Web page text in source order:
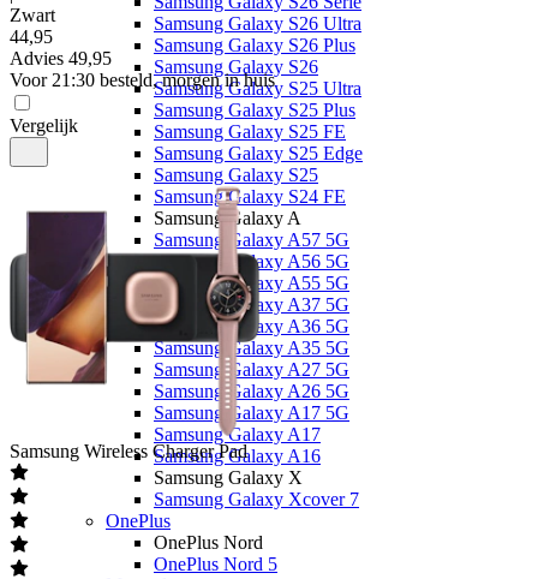
Samsung Galaxy S26 Ultra
Samsung Galaxy S26 Plus
Samsung Galaxy S26
Samsung Galaxy S25 Ultra
Samsung Galaxy S25 Plus
Samsung Galaxy S25 FE
Samsung Galaxy S25 Edge
Samsung Galaxy S25
Samsung Galaxy S24 FE
Samsung Galaxy A
Samsung Galaxy A57 5G
Samsung Galaxy A56 5G
Samsung Galaxy A55 5G
Samsung Galaxy A37 5G
Samsung Galaxy A36 5G
Samsung Galaxy A35 5G
Samsung Galaxy A27 5G
Samsung Galaxy A26 5G
Samsung Galaxy A17 5G
Samsung Galaxy A17
Samsung Galaxy A16
Samsung Galaxy X
Samsung Galaxy Xcover 7
OnePlus
OnePlus Nord
OnePlus Nord 5
Zwart
44,95
Advies 49,95
Voor 21:30 besteld, morgen in huis
Vergelijk
Samsung Wireless Charger Pad